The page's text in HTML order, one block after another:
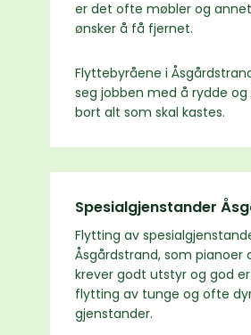
er det ofte møbler og
ønsker å få fjernet.
Flyttebyråene i
seg jobben med å rydde
bort alt som skal kastes.
Spesialgjenstander
Flytting av
Åsgårdstrand, som pianoer
krever godt utstyr og god
flytting av tunge og ofte
gjenstander.